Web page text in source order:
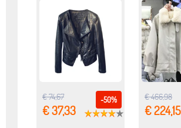
-50%
€ 74,67
€ 37,33
€ 466,98
€ 224,15